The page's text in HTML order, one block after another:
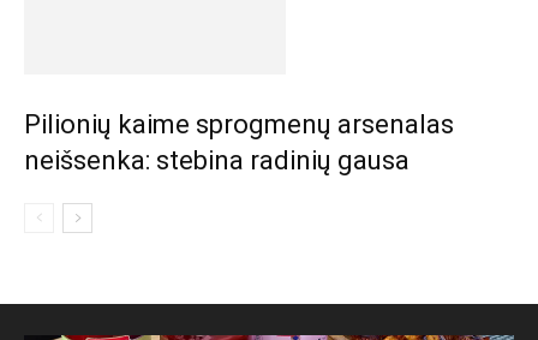
Pilionių kaime sprogmenų arsenalas
neišsenka: stebina radinių gausa